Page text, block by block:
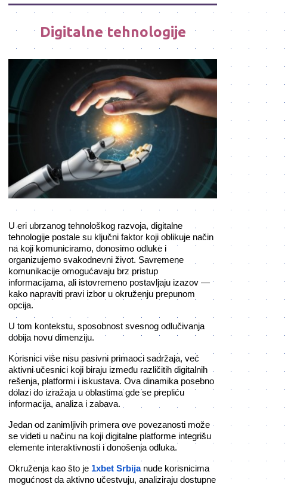
Digitalne tehnologije
U eri ubrzanog tehnološkog razvoja, digitalne
tehnologije postale su ključni faktor koji oblikuje način
na koji komuniciramo, donosimo odluke i
organizujemo svakodnevni život. Savremene
komunikacije omogućavaju brz pristup
informacijama, ali istovremeno postavljaju izazov —
kako napraviti pravi izbor u okruženju prepunom
opcija.
U tom kontekstu, sposobnost svesnog odlučivanja
dobija novu dimenziju.
Korisnici više nisu pasivni primaoci sadržaja, već
aktivni učesnici koji biraju između različitih digitalnih
rešenja, platformi i iskustava. Ova dinamika posebno
dolazi do izražaja u oblastima gde se prepliću
informacija, analiza i zabava.
Jedan od zanimljivih primera ove povezanosti može
se videti u načinu na koji digitalne platforme integrišu
elemente interaktivnosti i donošenja odluka.
Okruženja kao što je 1xbet Srbijanude korisnicima
mogućnost da aktivno učestvuju, analiziraju dostupne